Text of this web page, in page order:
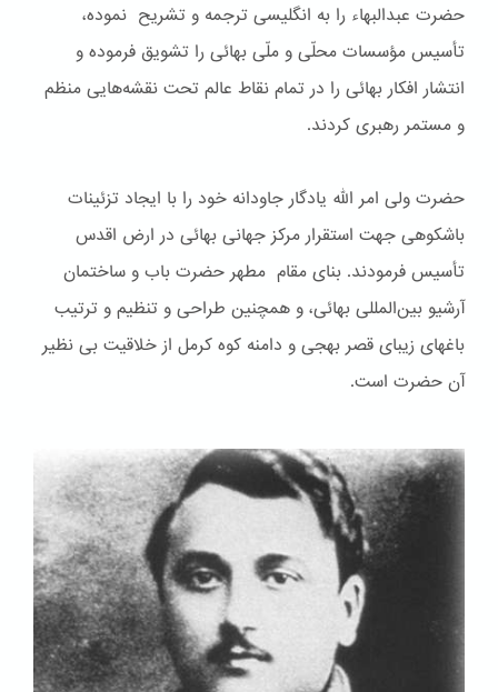
حضرت عبدالبهاء را به انگلیسی ترجمه و تشریح نموده،
تأسیس مؤسسات محلّی و ملّی بهائی را تشویق فرموده و
انتشار افکار بهائی را در تمام نقاط عالم تحت نقشه‌هایی منظم
و مستمر رهبری کردند.
حضرت ولی امر الله یادگار جاودانه خود را با ایجاد تزئینات
باشكوهی جهت استقرار مرکز جهانی بهائی در ارض اقدس
تأسیس فرمودند. بنای مقام مطهر حضرت باب و ساختمان
آرشیو بین‌المللی بهائی، و همچنین طراحی و تنظیم و ترتیب
باغهای زیبای قصر بهجی و دامنه کوه کرمل از خلاقیت بی نظیر
آن حضرت است.